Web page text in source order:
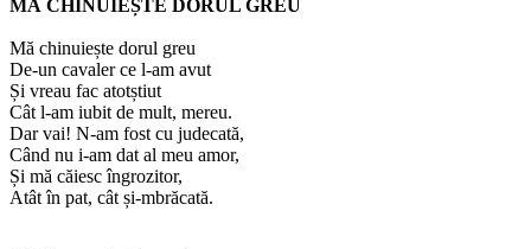
MĂ CHINUIEȘTE DORUL GREU
Mă chinuiește dorul greu
De-un cavaler ce l-am avut
Și vreau fac atotștiut
Cât l-am iubit de mult, mereu.
Dar vai! N-am fost cu judecată,
Când nu i-am dat al meu amor,
Și mă căiesc îngrozitor,
Atât în pat, cât și-mbrăcată.